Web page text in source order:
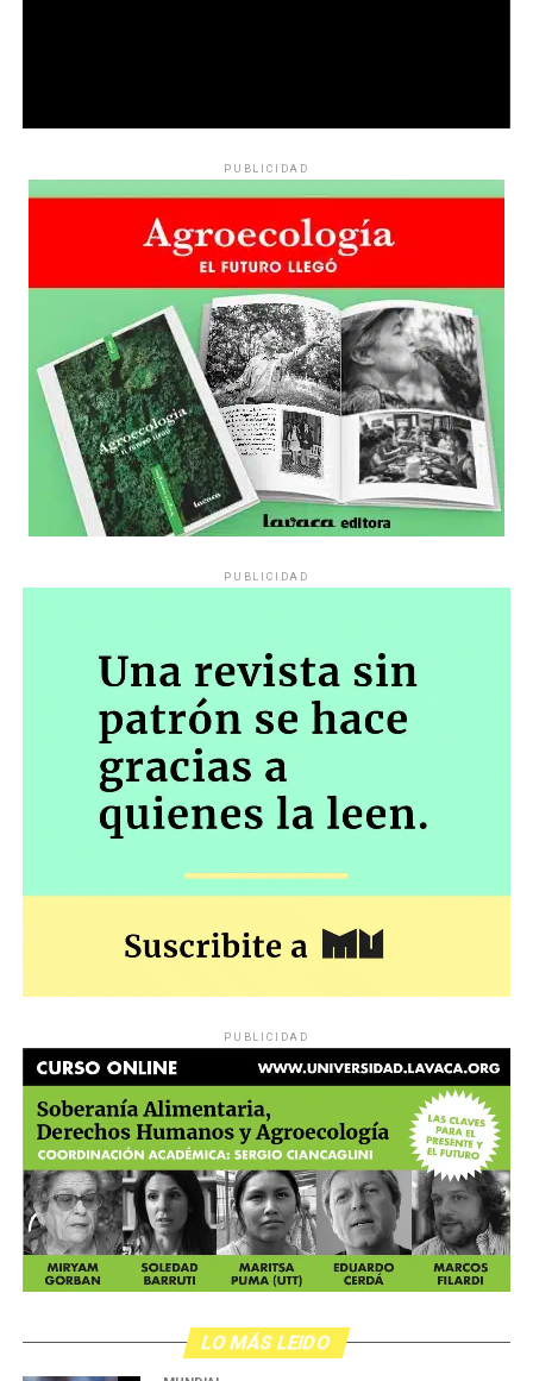
PUBLICIDAD
PUBLICIDAD
PUBLICIDAD
LO MÁS LEIDO